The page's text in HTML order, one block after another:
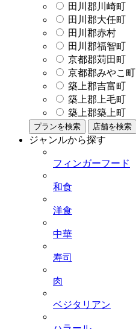
田川郡川崎町
田川郡大任町
田川郡赤村
田川郡福智町
京都郡苅田町
京都郡みやこ町
築上郡吉富町
築上郡上毛町
築上郡築上町
プランを検索 店舗を検索
ジャンルから探す
フィンガーフード
和食
洋食
中華
寿司
肉
ベジタリアン